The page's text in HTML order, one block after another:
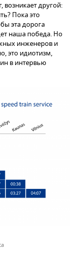
возникает другой:
Пока это
эта дорога
наша победа. Но
инженеров и
это идиотизм,
в интервью